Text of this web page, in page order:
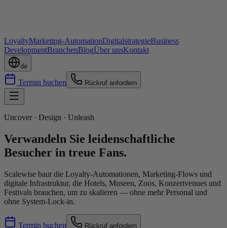
LoyaltyMarketing-AutomationDigitalstrategieBusiness
DevelopmentBranchenBlogÜber unsKontakt
de
Termin buchen Rückruf anfordern
Uncover · Design · Unleash
Verwandeln Sie leidenschaftliche
Besucher in treue Fans.
Scalewise baut die Loyalty-Automationen, Marketing-Flows und
digitale Infrastruktur, die Hotels, Museen, Zoos, Konzertvenues und
Festivals brauchen, um zu skalieren — ohne mehr Personal und
ohne System-Lock-in.
Termin buchen Rückruf anfordern